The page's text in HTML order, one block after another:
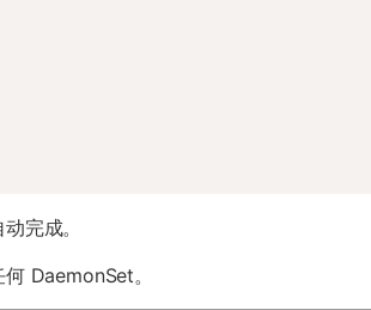
完成。
DaemonSet。